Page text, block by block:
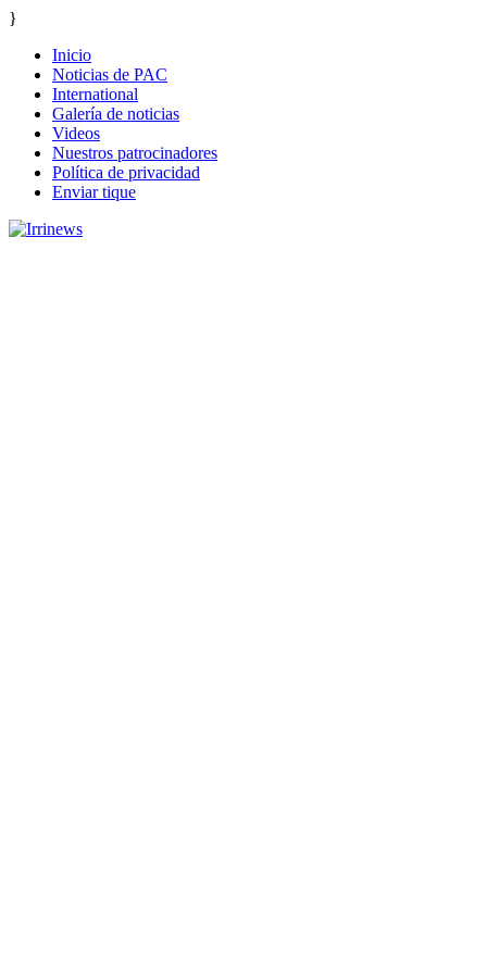
}
Inicio
Noticias de PAC
International
Galería de noticias
Videos
Nuestros patrocinadores
Política de privacidad
Enviar tique